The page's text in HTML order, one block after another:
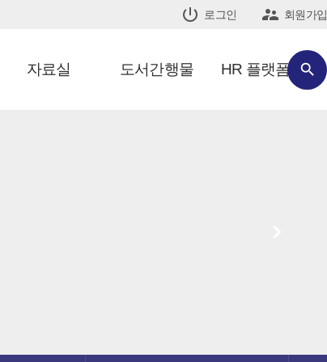
 로그인  회원가입

자료실 도서간행물 HR 플랫폼